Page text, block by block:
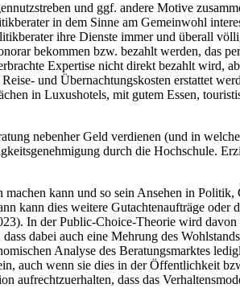
und ggf. andere Motive
in dem Sinne am Gemeinwohl
ihre Dienste immer und überall
bekommen bzw. bezahlt werden, das
Expertise nicht direkt bezahlt wird,
und Übernachtungskosten erstattet
in Luxushotels, mit gutem Essen,
nebenher Geld verdienen (und in
durch die Hochschule.
machen kann und so sein Ansehen in
kann dies weitere Gutachtenaufträge oder
In der Public-Choice-Theorie wird davon
dabei auch eine Mehrung des
Analyse des Beratungsmarktes
auch wenn sie dies in der Öffentlichkeit
aufrechtzuerhalten, dass das